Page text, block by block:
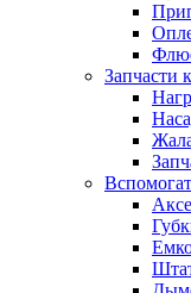
Запчасти